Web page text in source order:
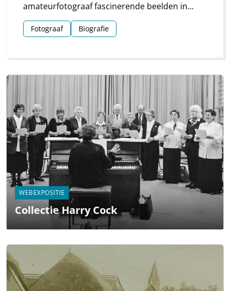
amateurfotograaf fascinerende beelden in
Linde en omgeving. Groepsfoto’s van
schoolkinderen, portretten en beelden van
Fotograaf Biografie
WEBEXPOSITIE
Collectie Harry Cock